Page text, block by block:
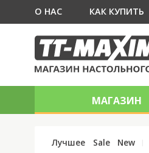
О НАС КАК КУПИТЬ
МАГАЗИН
Лучшее Sale New